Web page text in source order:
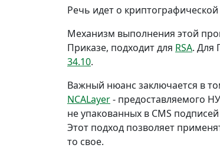
Речь идет о
Механизм выполнения этой
Приказе, подходит для RSA. Для
34.10.
Важный нюанс заключается в
NCALayer- предоставляемого
не упакованных в CMS
Этот подход позволяет
то свое.